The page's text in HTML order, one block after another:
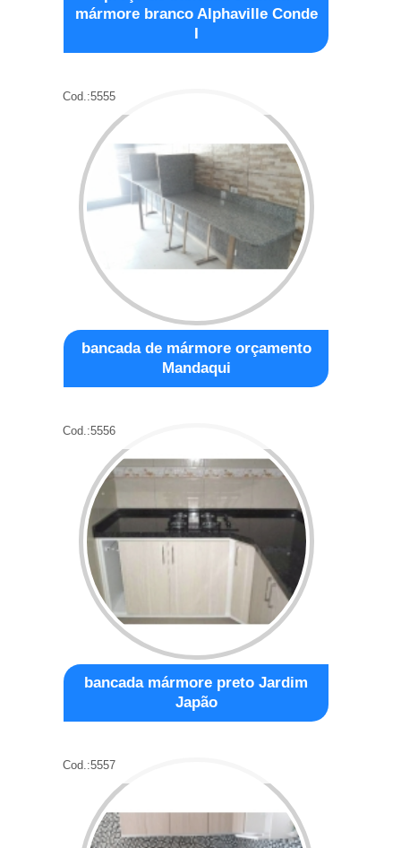
mármore branco Alphaville Conde
I
Cod.:5555
bancada de mármore orçamento
Mandaqui
Cod.:5556
bancada mármore preto Jardim
Japão
Cod.:5557